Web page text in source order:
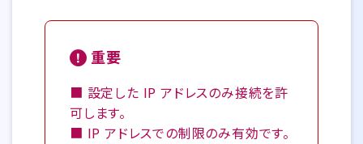
重要
■ 設定した IP アドレスのみ接続を許
可します。
■ IP アドレスでの制限のみ有効です。